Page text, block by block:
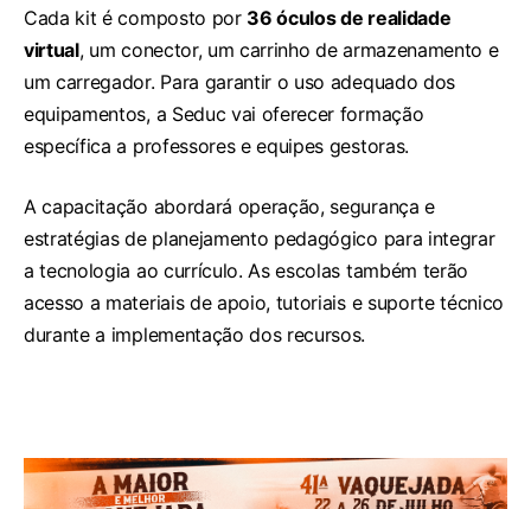
Cada kit é composto por 36 óculos de realidade
virtual, um conector, um carrinho de armazenamento e
um carregador. Para garantir o uso adequado dos
equipamentos, a Seduc vai oferecer formação
específica a professores e equipes gestoras.
A capacitação abordará operação, segurança e
estratégias de planejamento pedagógico para integrar
a tecnologia ao currículo. As escolas também terão
acesso a materiais de apoio, tutoriais e suporte técnico
durante a implementação dos recursos.